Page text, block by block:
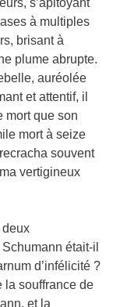
à multiples
brisant à
plume abrupte.
auréolée
et attentif, il
mort que son
mort à seize
souvent
vertigineux
deux
était-il
d’infélicité ?
la souffrance de
et la